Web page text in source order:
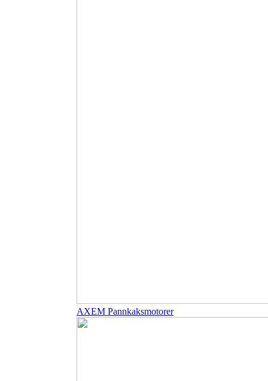
AXEM Pannkaksmotorer